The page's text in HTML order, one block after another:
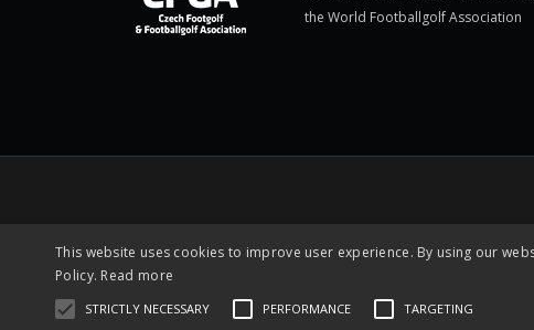
the World Footballgolf Association
This website uses cookies to improve user experience. By using our
Policy. Read more
STRICTLY NECESSARY PERFORMANCE TARGETING